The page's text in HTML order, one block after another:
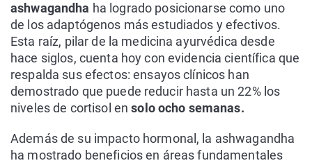
ashwagandha ha logrado posicionarse como uno
de los adaptógenos más estudiados y efectivos.
Esta raíz, pilar de la medicina ayurvédica desde
hace siglos, cuenta hoy con evidencia científica que
respalda sus efectos: ensayos clínicos han
demostrado que puede reducir hasta un 22% los
niveles de cortisol ensolo ocho semanas.
Además de su impacto hormonal, la ashwagandha
ha mostrado beneficios en áreas fundamentales